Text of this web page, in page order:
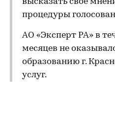
процедуры
АО «Эксперт РА» в
месяцев не
образованию г.
услуг.